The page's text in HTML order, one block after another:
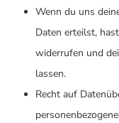
Wenn du uns
Daten erteilst,
widerrufen und
lassen.
Recht auf